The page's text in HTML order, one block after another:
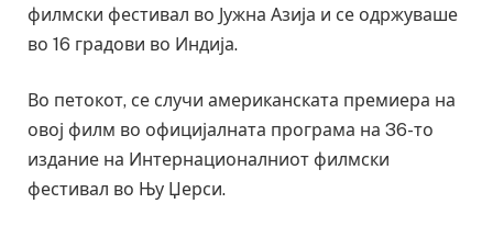
филмски фестивал во Јужна Азија и се одржуваше
во 16 градови во Индија.
Во петокот, се случи американската премиера на
овој филм во официјалната програма на 36-то
издание на Интернационалниот филмски
фестивал во Њу Џерси.